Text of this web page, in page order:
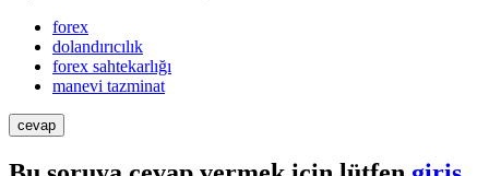
forex
dolandırıcılık
forex sahtekarlığı
manevi tazminat